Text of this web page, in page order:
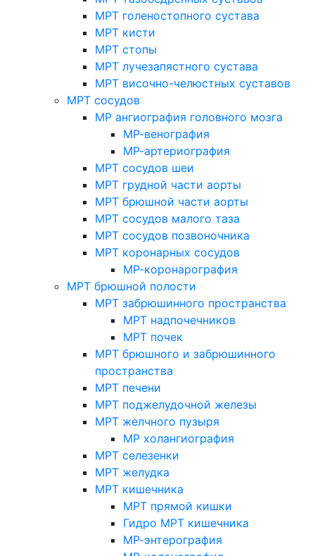
МРТ голеностопного сустава
МРТ кисти
МРТ стопы
МРТ лучезапястного сустава
МРТ височно-челюстных суставов
МРТ сосудов
МР ангиография головного мозга
МР-венография
МР-артериография
МРТ сосудов шеи
МРТ грудной части аорты
МРТ брюшной части аорты
МРТ сосудов малого таза
МРТ сосудов позвоночника
МРТ коронарных сосудов
МР-коронарография
МРТ брюшной полости
МРТ забрюшинного пространства
МРТ надпочечников
МРТ почек
МРТ брюшного и забрюшинного
пространства
МРТ печени
МРТ поджелудочной железы
МРТ желчного пузыря
МР холангиография
МРТ селезенки
МРТ желудка
МРТ кишечника
МРТ прямой кишки
Гидро МРТ кишечника
МР-энтерография